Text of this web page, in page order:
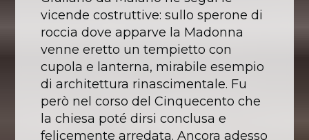
vicende costruttive: sullo sperone di
roccia dove apparve la Madonna
venne eretto un tempietto con
cupola e lanterna, mirabile esempio
di architettura rinascimentale. Fu
però nel corso del Cinquecento che
la chiesa poté dirsi conclusa e
felicemente arredata. Ancora adesso